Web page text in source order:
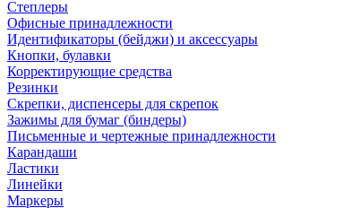
Степлеры
Офисные принадлежности
Идентификаторы (бейджи) и аксессуары
Кнопки, булавки
Корректирующие средства
Резинки
Скрепки, диспенсеры для скрепок
Зажимы для бумаг (биндеры)
Письменные и чертежные принадлежности
Карандаши
Ластики
Линейки
Маркеры